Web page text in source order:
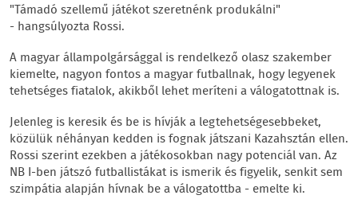
"Támadó szellemű játékot szeretnénk produkálni"
- hangsúlyozta Rossi.
A magyar állampolgársággal is rendelkező olasz szakember
kiemelte, nagyon fontos a magyar futballnak, hogy legyenek
tehetséges fiatalok, akikből lehet meríteni a válogatottnak is.
Jelenleg is keresik és be is hívják a legtehetségesebbeket,
közülük néhányan kedden is fognak játszani Kazahsztán ellen.
Rossi szerint ezekben a játékosokban nagy potenciál van. Az
NB I-ben játszó futballistákat is ismerik és figyelik, senkit sem
szimpátia alapján hívnak be a válogatottba - emelte ki.